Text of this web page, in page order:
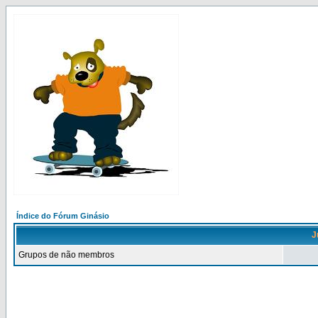
Índice do Fórum Ginásio
Grupos de não membros